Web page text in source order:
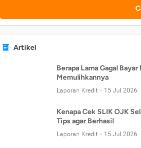
Artikel
Berapa Lama Gagal
Memulihkannya
Laporan Kredit 15 Jul 2026
Kenapa Cek SLIK OJK
Tips agar Berhasil
Laporan Kredit 15 Jul 2026